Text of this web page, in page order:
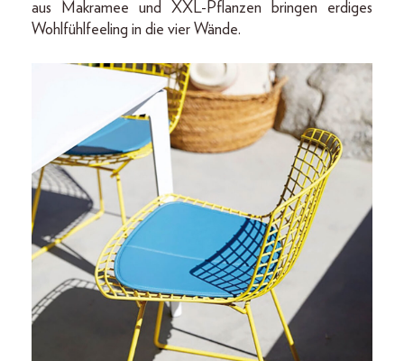
aus Makramee und XXL-Pflanzen bringen erdiges
Wohlfühlfeeling in die vier Wände.